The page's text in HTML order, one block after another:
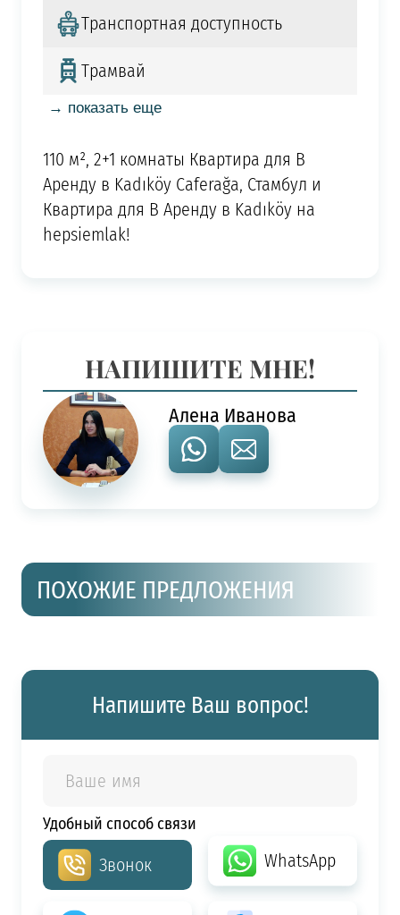
Транспортная доступность
Трамвай
→ показать еще
110 м², 2+1 комнаты Квартира для В
Аренду в Kadıköy Caferağa, Стамбул и
Квартира для В Аренду в Kadıköy на
hepsiemlak!
НАПИШИТЕ МНЕ!
Алена Иванова
ПОХОЖИЕ ПРЕДЛОЖЕНИЯ
Напишите Ваш вопрос!
Удобный способ связи
Звонок WhatsApp